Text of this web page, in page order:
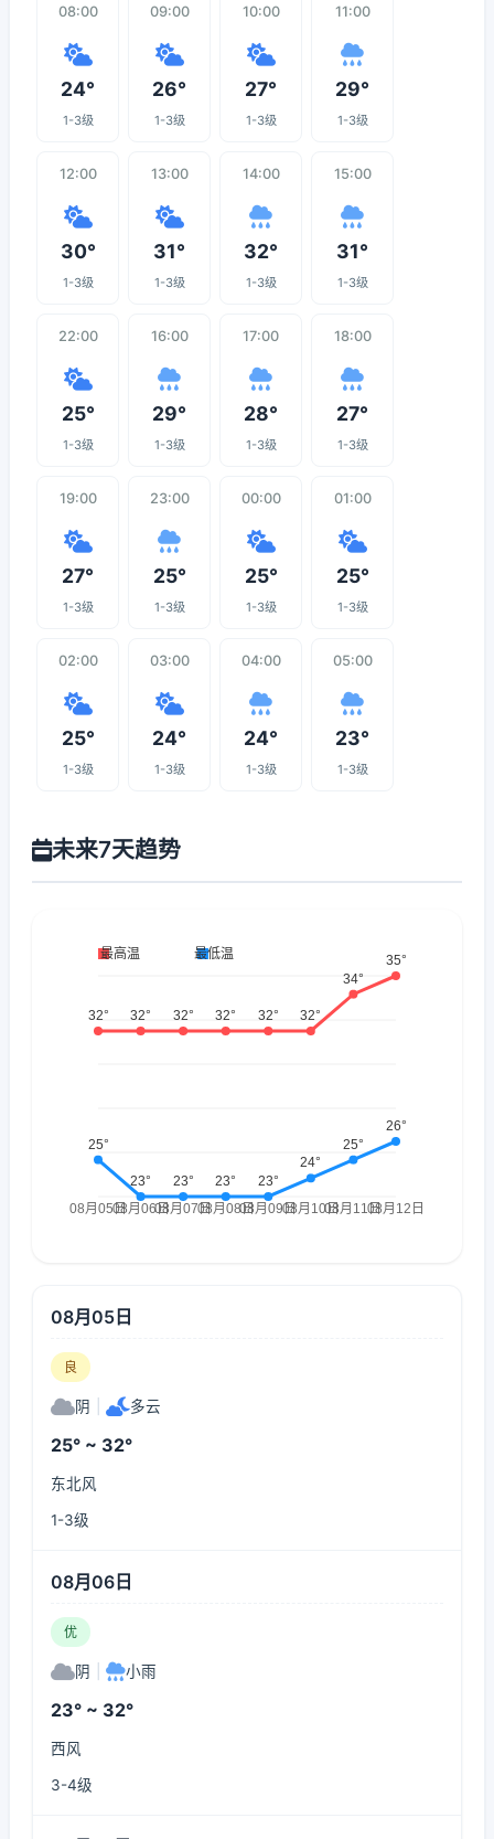
08:00
24°
1-3级
09:00
26°
1-3级
10:00
27°
1-3级
11:00
29°
1-3级
12:00
30°
1-3级
13:00
31°
1-3级
14:00
32°
1-3级
15:00
31°
1-3级
22:00
25°
1-3级
16:00
29°
1-3级
17:00
28°
1-3级
18:00
27°
1-3级
19:00
27°
1-3级
23:00
25°
1-3级
00:00
25°
1-3级
01:00
25°
1-3级
02:00
25°
1-3级
03:00
24°
1-3级
04:00
24°
1-3级
05:00
23°
1-3级
未来7天趋势
08月05日
良
阴 多云
25° ~ 32°
东北风
1-3级
08月06日
优
阴 小雨
23° ~ 32°
西风
3-4级